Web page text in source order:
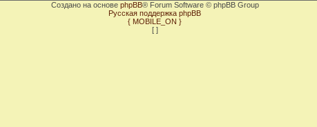
Создано на основе phpBB® Forum Software © phpBB Group
Русская поддержка phpBB
{ MOBILE_ON }
[ ]